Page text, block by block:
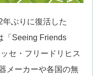
ぶりに復活した
「Seeing Friends
セ・フリードリヒス
メーカーや各国の無